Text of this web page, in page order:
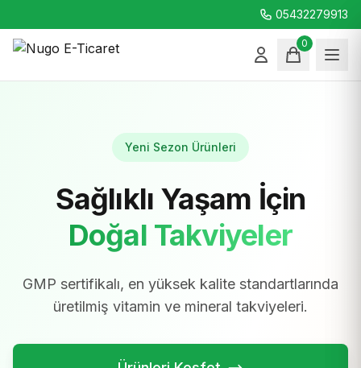
05432279913
0
Yeni Sezon Ürünleri
Sağlıklı Yaşam İçin
Doğal Takviyeler
GMP sertifikalı, en yüksek kalite standartlarında
üretilmiş vitamin ve mineral takviyeleri.